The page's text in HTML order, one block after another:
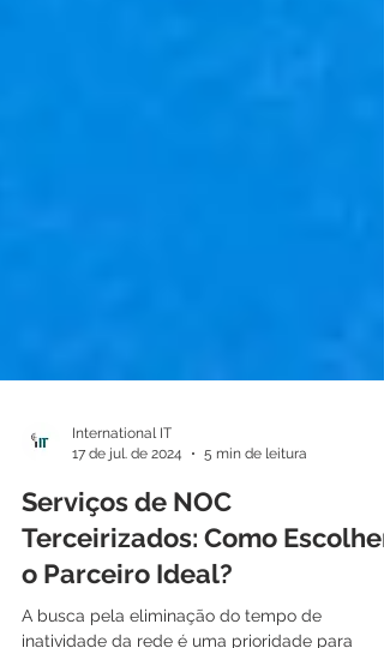
17 de jul. de 2024
5 min de leitura
Serviços de NOC
Terceirizados: Como Escolher
o Parceiro Ideal?